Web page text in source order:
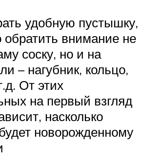
удобную пустышку,
обратить внимание не
соску, но и на
– нагубник, кольцо,
От этих
на первый взгляд
насколько
новорожденному